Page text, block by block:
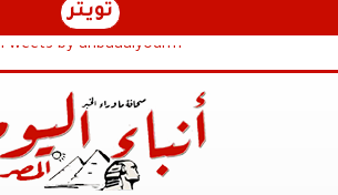
تويتر
Tweets by anbaaalyoum1